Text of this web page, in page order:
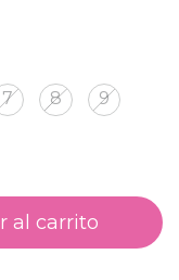
7 8 9